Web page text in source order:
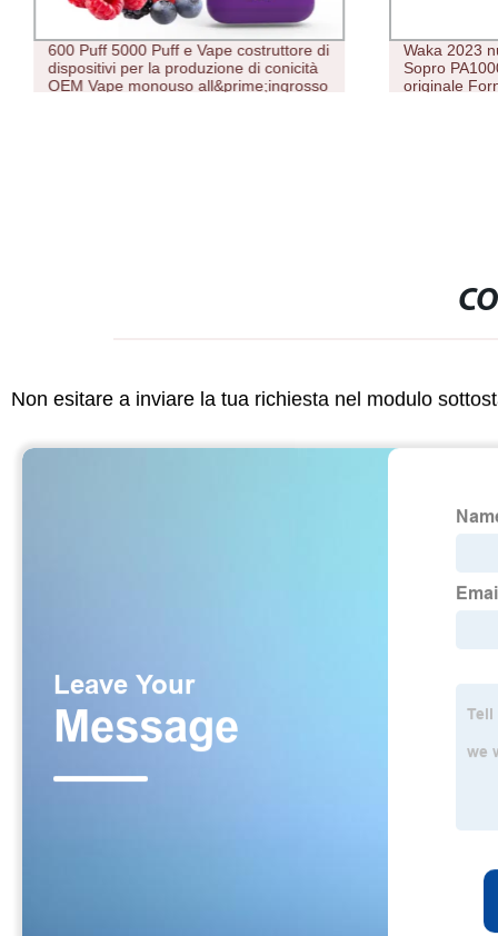
600 Puff 5000 Puff e Vape costruttore di
dispositivi per la produzione di conicità
OEM Vape monouso all&prime;ingrosso
Waka 2023
Sopro
originale
Non esitare a inviare la tua richiesta nel modulo